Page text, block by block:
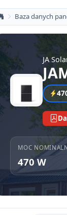
Baza danych
JA
MOC
470 W